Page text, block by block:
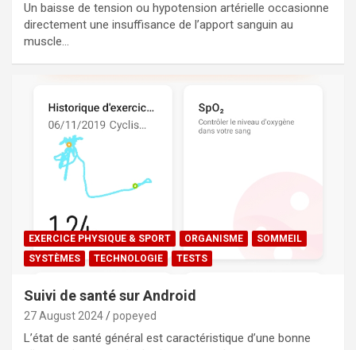
Un baisse de tension ou hypotension artérielle occasionne
directement une insuffisance de l’apport sanguin au
muscle…
EXERCICE PHYSIQUE & SPORT ORGANISME
SOMMEIL
SYSTÈMES
TECHNOLOGIE TESTS
Suivi de santé sur Android
27 August 2024 popeyed
L’état de santé général est caractéristique d’une bonne